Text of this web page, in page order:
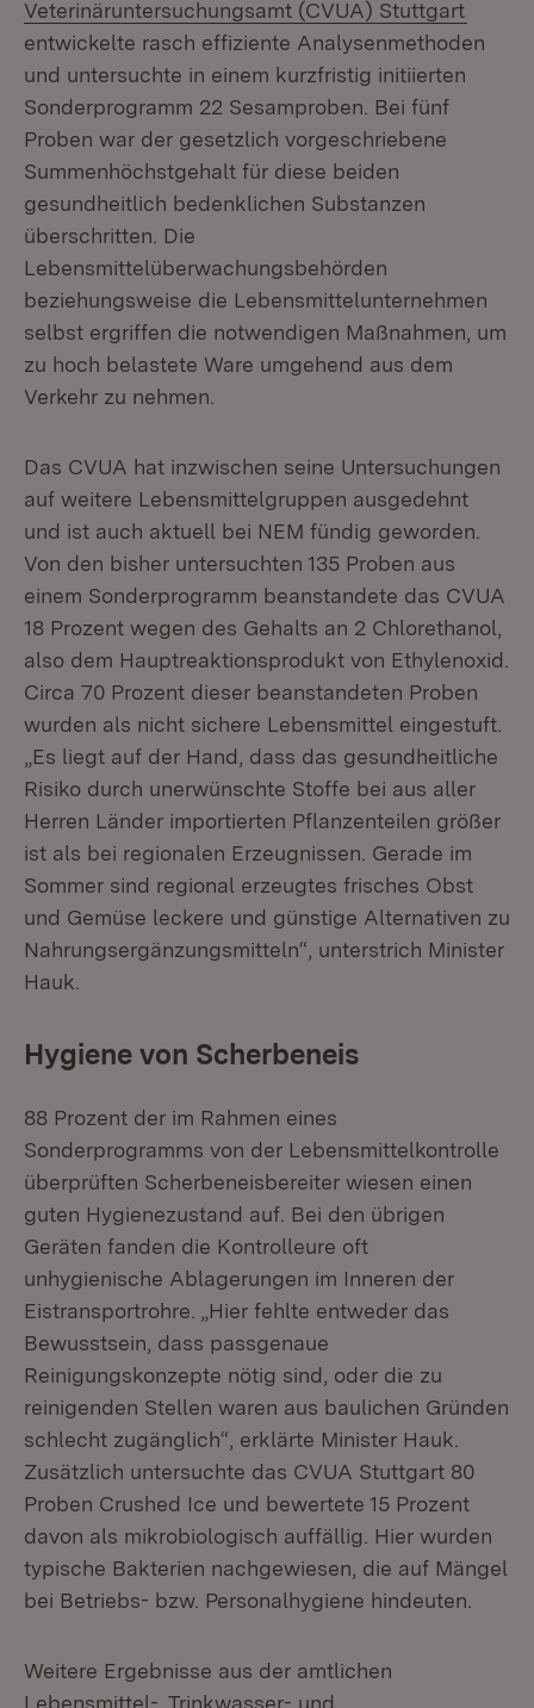
Veterinäruntersuchungsamt (CVUA) Stuttgart
entwickelte rasch effiziente Analysenmethoden
und untersuchte in einem kurzfristig initiierten
Sonderprogramm 22 Sesamproben. Bei fünf
Proben war der gesetzlich vorgeschriebene
Summenhöchstgehalt für diese beiden
gesundheitlich bedenklichen Substanzen
überschritten. Die
Lebensmittelüberwachungsbehörden
beziehungsweise die Lebensmittelunternehmen
selbst ergriffen die notwendigen Maßnahmen, um
zu hoch belastete Ware umgehend aus dem
Verkehr zu nehmen.
Das CVUA hat inzwischen seine Untersuchungen
auf weitere Lebensmittelgruppen ausgedehnt
und ist auch aktuell bei NEM fündig geworden.
Von den bisher untersuchten 135 Proben aus
einem Sonderprogramm beanstandete das CVUA
18 Prozent wegen des Gehalts an 2 Chlorethanol,
also dem Hauptreaktionsprodukt von Ethylenoxid.
Circa 70 Prozent dieser beanstandeten Proben
wurden als nicht sichere Lebensmittel eingestuft.
„Es liegt auf der Hand, dass das gesundheitliche
Risiko durch unerwünschte Stoffe bei aus aller
Herren Länder importierten Pflanzenteilen größer
ist als bei regionalen Erzeugnissen. Gerade im
Sommer sind regional erzeugtes frisches Obst
und Gemüse leckere und günstige Alternativen zu
Nahrungsergänzungsmitteln“, unterstrich Minister
Hauk.
Hygiene von Scherbeneis
88 Prozent der im Rahmen eines
Sonderprogramms von der Lebensmittelkontrolle
überprüften Scherbeneisbereiter wiesen einen
guten Hygienezustand auf. Bei den übrigen
Geräten fanden die Kontrolleure oft
unhygienische Ablagerungen im Inneren der
Eistransportrohre. „Hier fehlte entweder das
Bewusstsein, dass passgenaue
Reinigungskonzepte nötig sind, oder die zu
reinigenden Stellen waren aus baulichen Gründen
schlecht zugänglich“, erklärte Minister Hauk.
Zusätzlich untersuchte das CVUA Stuttgart 80
Proben Crushed Ice und bewertete 15 Prozent
davon als mikrobiologisch auffällig. Hier wurden
typische Bakterien nachgewiesen, die auf Mängel
bei Betriebs- bzw. Personalhygiene hindeuten.
Weitere Ergebnisse aus der amtlichen
Lebensmittel-, Trinkwasser- und